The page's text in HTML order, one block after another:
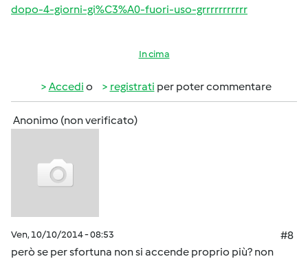
dopo-4-giorni-gi%C3%A0-fuori-uso-grrrrrrrrrrr
In cima
Accedi o registrati per poter commentare
Anonimo (non verificato)
Ven, 10/10/2014 - 08:53
#8
però se per sfortuna non si accende proprio più? non